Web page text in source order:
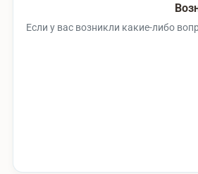
Если у вас возникли какие-либо